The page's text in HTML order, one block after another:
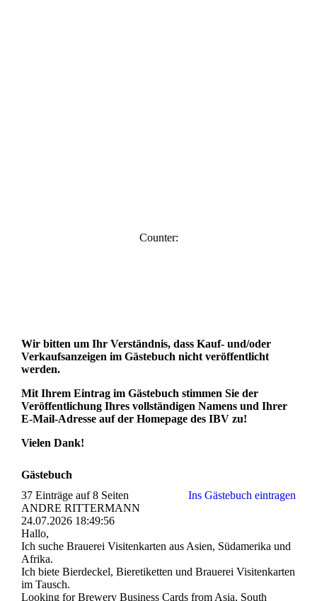
Counter:
Wir bitten um Ihr Verständnis, dass Kauf- und/oder
Verkaufsanzeigen im Gästebuch nicht veröffentlicht
werden.
Mit Ihrem Eintrag im Gästebuch stimmen Sie der
Veröffentlichung Ihres vollständigen Namens und Ihrer
E-Mail-Adresse auf der Homepage des IBV zu!
Vielen Dank!
Gästebuch
37 Einträge auf 8 Seiten
Ins Gästebuch eintragen
ANDRE RITTERMANN
24.07.2026 18:49:56
Hallo,
Ich suche Brauerei Visitenkarten aus Asien, Südamerika und
Afrika.
Ich biete Bierdeckel, Bieretiketten und Brauerei Visitenkarten
im Tausch.
Looking for Brewery Business Cards from Asia, South